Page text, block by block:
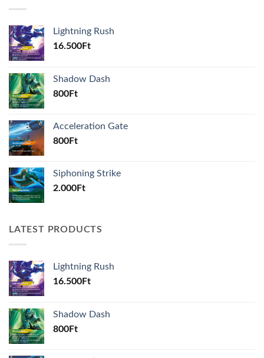
Lightning Rush
16.500Ft
Shadow Dash
800Ft
Acceleration Gate
800Ft
Siphoning Strike
2.000Ft
LATEST PRODUCTS
Lightning Rush
16.500Ft
Shadow Dash
800Ft